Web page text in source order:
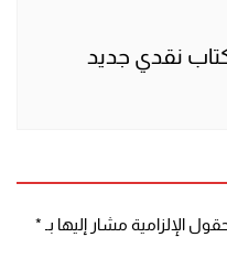
نقدي جديد
الإلزامية مشار إليها بـ *